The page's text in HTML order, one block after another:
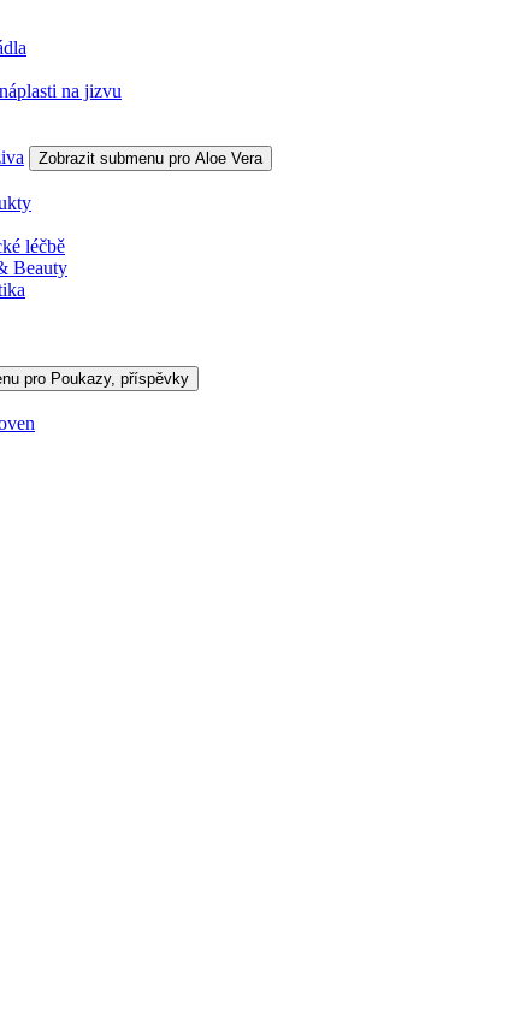
na jizvu
Zobrazit submenu pro Aloe Vera
léčbě
Beauty
pro Poukazy, příspěvky